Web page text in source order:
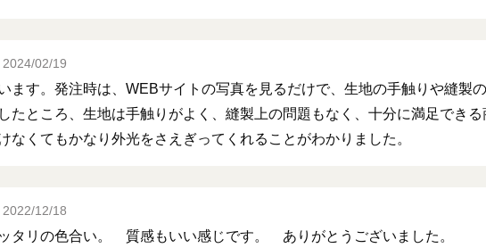
2024/02/19
ます。発注時は、WEBサイトの写真を見るだけで、生地の手触りや縫製
たところ、生地は手触りがよく、縫製上の問題もなく、十分に満足でき
なくてもかなり外光をさえぎってくれることがわかりました。
2022/12/18
タリの色合い。 質感もいい感じです。 ありがとうございました。